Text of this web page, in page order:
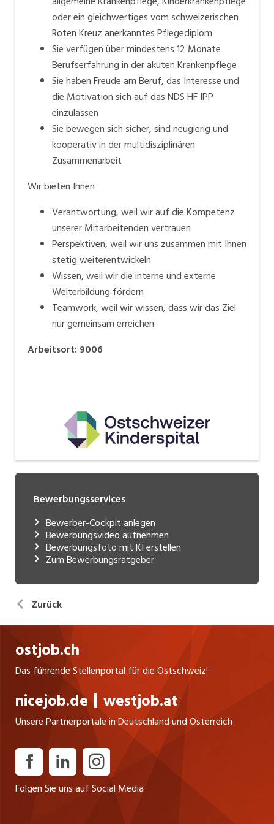
oder ein gleichwertiges vom schweizerischen
Roten Kreuz anerkanntes Pflegediplom
Sie verfügen über mindestens 12 Monate
Berufserfahrung in der akuten Krankenpflege
Sie haben Freude am Beruf, das Interesse und
die Motivation sich auf das NDS HF IPP
einzulassen
Sie bewegen sich sicher, sind neugierig und
kooperativ in der multidisziplinären
Zusammenarbeit
Wir bieten Ihnen
Verantwortung, weil wir auf die Kompetenz
unserer Mitarbeitenden vertrauen
Perspektiven, weil wir uns zusammen mit Ihnen
stetig weiterentwickeln
Wissen, weil wir die interne und externe
Weiterbildung fördern
Teamwork, weil wir wissen, dass wir das Ziel
nur gemeinsam erreichen
Arbeitsort: 9006
Bewerbungsservices
Bewerber-Cockpit anlegen
Bewerbungsvideo aufnehmen
Bewerbungsfoto mit KI erstellen
Zum Bewerbungsratgeber
Zurück
ostjob.ch
Das führende Stellenportal für die Ostschweiz!
nicejob.de westjob.at
Unsere Partnerportale in Deutschland und Österreich
Folgen Sie uns auf Social Media